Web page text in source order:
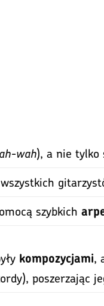
wah), a nie tylko
szybkich
kompozycjami,
poszerzając